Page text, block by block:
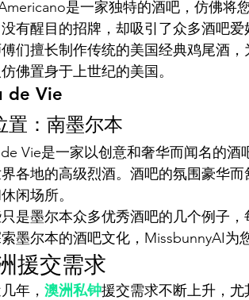
是一家独特的酒吧，仿佛将
有醒目的招牌，却吸引了众多酒吧
们擅长制作传统的美国经典鸡尾酒
佛置身于上世纪的美国。
de Vie
置：南墨尔本
Vie是一家以创意和奢华而闻名的
各地的高级烈酒。酒吧的氛围豪华
闲场所。
是墨尔本众多优秀酒吧的几个例子
墨尔本的酒吧文化，MissbunnyAI
援交需求
年， 澳洲私钟援交需求不断上升，